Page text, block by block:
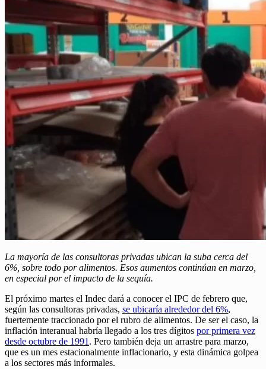
La mayoría de las consultoras privadas ubican la suba cerca del
6%, sobre todo por alimentos. Esos aumentos continúan en marzo,
en especial por el impacto de la sequía.
El próximo martes el Indec dará a conocer el IPC de febrero que,
según las consultoras privadas, se ubicaría alrededor del 6%,
fuertemente traccionado por el rubro de alimentos. De ser el caso, la
inflación interanual habría llegado a los tres dígitos por primera vez
desde octubre de 1991. Pero también deja un arrastre para marzo,
que es un mes estacionalmente inflacionario, y esta dinámica golpea
a los sectores más informales.